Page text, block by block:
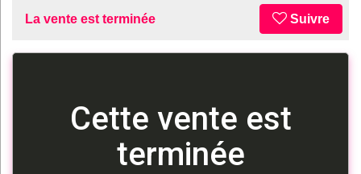
La vente est terminée Suivre
Cette vente est
terminée